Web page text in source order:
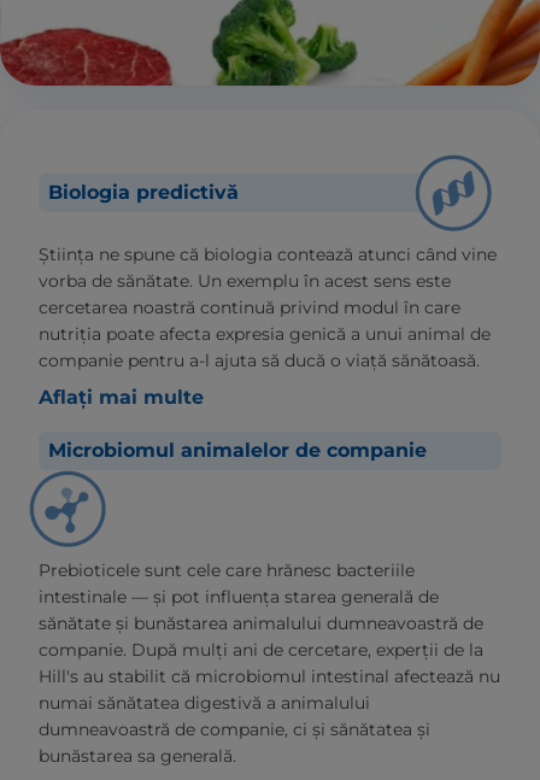
Biologia predictivă
Știința ne spune că biologia contează atunci când vine
vorba de sănătate. Un exemplu în acest sens este
cercetarea noastră continuă privind modul în care
nutriția poate afecta expresia genică a unui animal de
companie pentru a-l ajuta să ducă o viață sănătoasă.
Aflați mai multe
Microbiomul animalelor de companie
Prebioticele sunt cele care hrănesc bacteriile
intestinale — și pot influența starea generală de
sănătate și bunăstarea animalului dumneavoastră de
companie. După mulți ani de cercetare, experții de la
Hill's au stabilit că microbiomul intestinal afectează nu
numai sănătatea digestivă a animalului
dumneavoastră de companie, ci și sănătatea și
bunăstarea sa generală.